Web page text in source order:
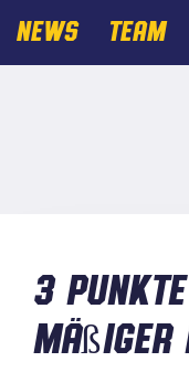
NEWS TEAM
3
mäßiger